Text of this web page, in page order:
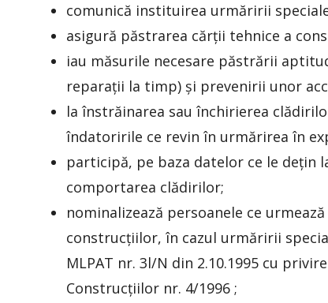
comunică instituirea urmăririi
asigură păstrarea cărții tehnice a
iau măsurile necesare păstrării
reparații la timp) și prevenirii unor
la înstrăinarea sau închirierea
îndatoririle ce revin în urmărirea în
participă, pe baza datelor ce le dețin
comportarea clădirilor;
nominalizează persoanele ce
construcțiilor, în cazul urmăririi
MLPAT nr. 3l/N din 2.10.1995 cu
Construcțiilor nr. 4/1996 ;